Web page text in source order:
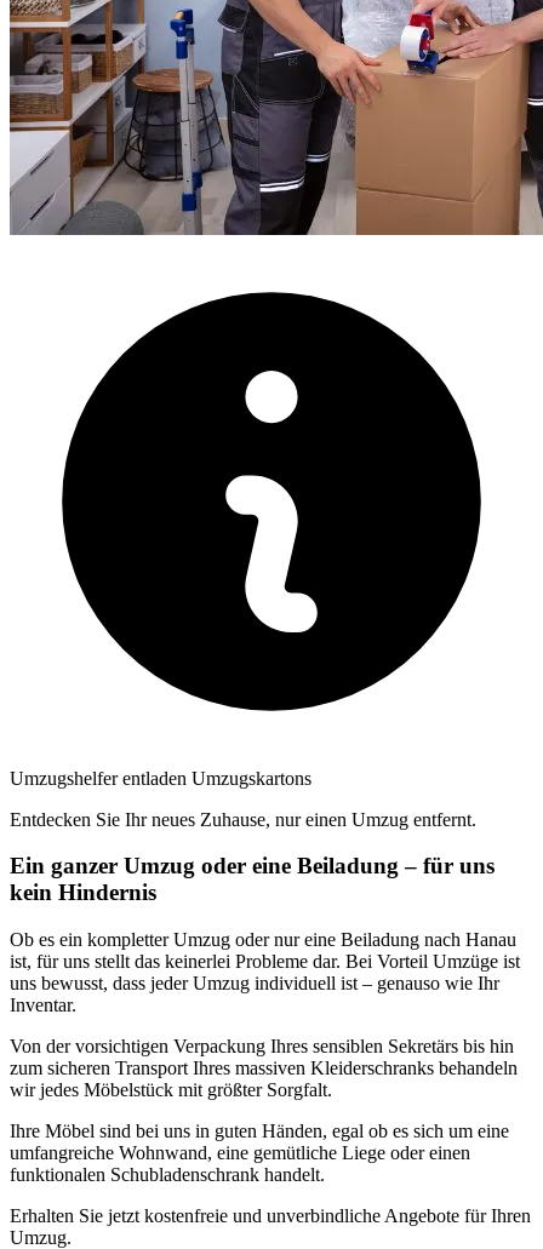
Umzugshelfer entladen Umzugskartons
Entdecken Sie Ihr neues Zuhause, nur einen Umzug entfernt.
Ein ganzer Umzug oder eine Beiladung – für uns
kein Hindernis
Ob es ein kompletter Umzug oder nur eine Beiladung nach Hanau
ist, für uns stellt das keinerlei Probleme dar. Bei Vorteil Umzüge ist
uns bewusst, dass jeder Umzug individuell ist – genauso wie Ihr
Inventar.
Von der vorsichtigen Verpackung Ihres sensiblen Sekretärs bis hin
zum sicheren Transport Ihres massiven Kleiderschranks behandeln
wir jedes Möbelstück mit größter Sorgfalt.
Ihre Möbel sind bei uns in guten Händen, egal ob es sich um eine
umfangreiche Wohnwand, eine gemütliche Liege oder einen
funktionalen Schubladenschrank handelt.
Erhalten Sie jetzt kostenfreie und unverbindliche Angebote für Ihren
Umzug.